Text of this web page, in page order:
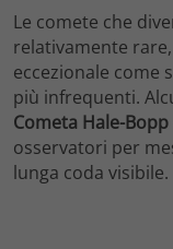
Le comete che
relativamente
eccezionale come
più infrequenti.
Cometa Hale-Bopp
osservatori per
lunga coda visibile.